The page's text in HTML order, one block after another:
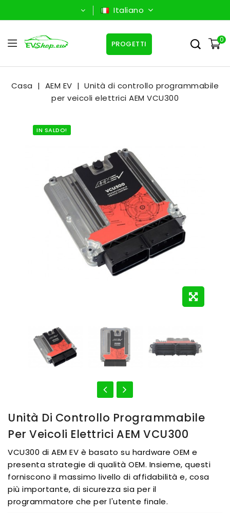
Italiano
0
PROGETTI
Casa AEM EV
Unità di controllo programmabile
per veicoli elettrici AEM VCU300
IN SALDO!
Unità Di Controllo Programmabile
Per Veicoli Elettrici AEM VCU300
VCU300 di AEM EV è basato su hardware OEM e
presenta strategie di qualità OEM. Insieme, questi
forniscono il massimo livello di affidabilità e, cosa
più importante, di sicurezza sia per il
programmatore che per l'utente finale.